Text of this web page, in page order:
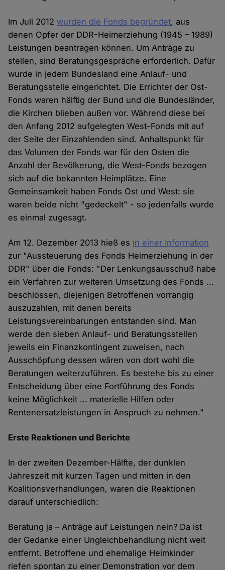
Im Juli 2012 wurden die Fonds begründet, aus
denen Opfer der DDR-Heimerziehung (1945 – 1989)
Leistungen beantragen können. Um Anträge zu
stellen, sind Beratungsgespräche erforderlich. Dafür
wurde in jedem Bundesland eine Anlauf- und
Beratungsstelle eingerichtet. Die Errichter der Ost-
Fonds waren hälftig der Bund und die Bundesländer,
die Kirchen blieben außen vor. Während diese bei
den Anfang 2012 aufgelegten West-Fonds mit auf
der Seite der Einzahlenden sind. Anhaltspunkt für
das Volumen der Fonds war für den Osten die
Anzahl der Bevölkerung, die West-Fonds bezogen
sich auf die bekannten Heimplätze. Eine
Gemeinsamkeit haben Fonds Ost und West: sie
waren beide nicht "gedeckelt" - so jedenfalls wurde
es einmal zugesagt.
Am 12. Dezember 2013 hieß es in einer Information
zur "Aussteuerung des Fonds Heimerziehung in der
DDR" über die Fonds: "Der Lenkungsausschuß habe
ein Verfahren zur weiteren Umsetzung des Fonds ...
beschlossen, diejenigen Betroffenen vorrangig
auszuzahlen, mit denen bereits
Leistungsvereinbarungen entstanden sind. Man
werde den sieben Anlauf- und Beratungsstellen
jeweils ein Finanzkontingent zuweisen, nach
Ausschöpfung dessen wären von dort wohl die
Beratungen weiterzuführen. Es bestehe bis zu einer
Entscheidung über eine Fortführung des Fonds
keine Möglichkeit ... materielle Hilfen oder
Rentenersatzleistungen in Anspruch zu nehmen."
Erste Reaktionen und Berichte
In der zweiten Dezember-Hälfte, der dunklen
Jahreszeit mit kurzen Tagen und mitten in den
Koalitionsverhandlungen, waren die Reaktionen
darauf unterschiedlich:
Beratung ja – Anträge auf Leistungen nein? Da ist
der Gedanke einer Ungleichbehandlung nicht weit
entfernt. Betroffene und ehemalige Heimkinder
riefen spontan zu einer Demonstration vor dem